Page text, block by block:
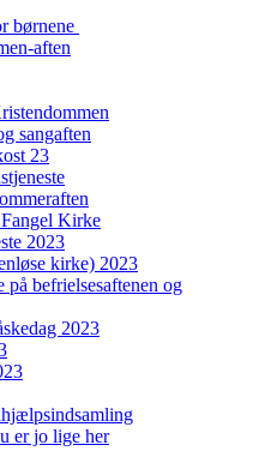
børnene
aften
sangaften
23
Kirke
2023
kirke) 2023
på befrielsesaftenen og
2023
er jo lige her